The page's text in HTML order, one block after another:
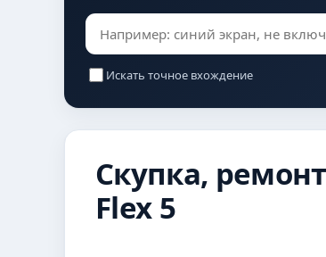
Искать точное вхождение
Скупка,
Flex 5